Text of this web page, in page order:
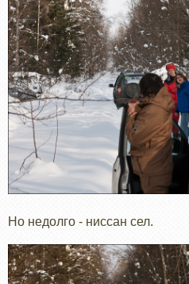
Но недолго - ниссан сел.